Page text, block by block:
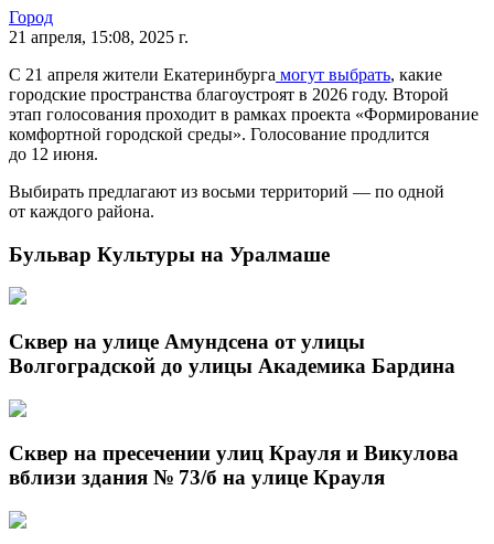
Город
21 апреля, 15:08, 2025 г.
С 21 апреля жители Екатеринбурга могут выбрать, какие
городские пространства благоустроят в 2026 году. Второй
этап голосования проходит в рамках проекта «Формирование
комфортной городской среды». Голосование продлится
до 12 июня.
Выбирать предлагают из восьми территорий — по одной
от каждого района.
Бульвар Культуры на Уралмаше
Сквер на улице Амундсена от улицы
Волгоградской до улицы Академика Бардина
Сквер на пресечении улиц Крауля и Викулова
вблизи здания № 73/б на улице Крауля